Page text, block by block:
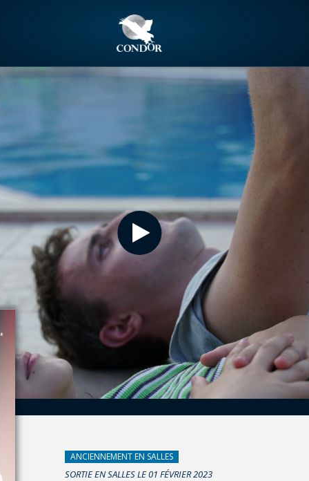
ANCIENNEMENT EN SALLES
SORTIE EN SALLES LE 01 FÉVRIER 2023